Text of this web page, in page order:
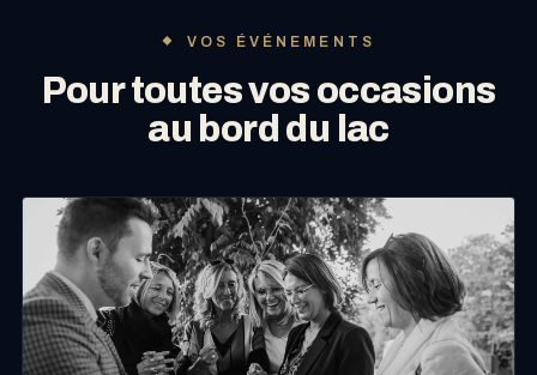
VOS ÉVÉNEMENTS
Pour toutes vos occasions
au bord du lac